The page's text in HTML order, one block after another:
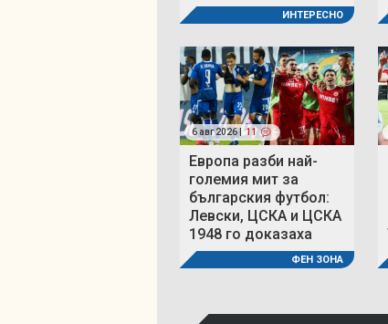
ИНТЕРЕСНО
6 авг 2026 | 11
Европа разби най-
големия мит за
българския футбол:
Левски, ЦСКА и ЦСКА
1948 го доказаха
ФЕН ЗОНА